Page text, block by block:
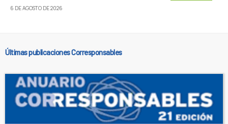
6 DE AGOSTO DE 2026
Últimas publicaciones Corresponsables